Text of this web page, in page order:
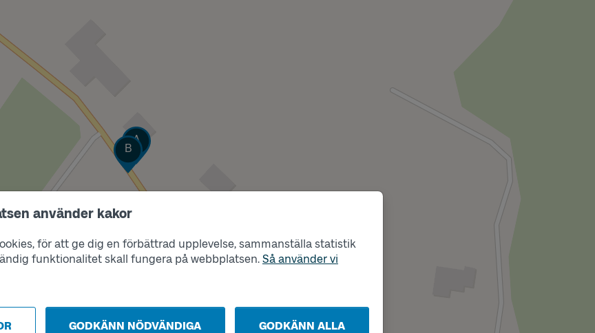
använder kakor
för att ge dig en förbättrad upplevelse, sammanställa statistik
funktionalitet skall fungera på webbplatsen. Så använder vi
GODKÄNN NÖDVÄNDIGA GODKÄNN ALLA
Läge
A
Läge
B